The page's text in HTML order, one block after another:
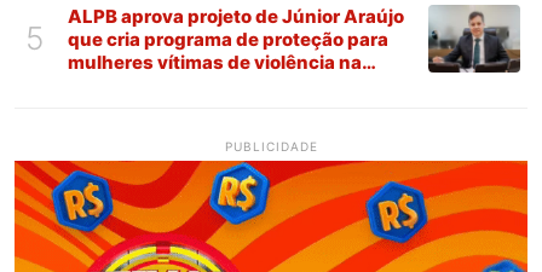
5
ALPB aprova projeto de Júnior Araújo
que cria programa de proteção para
mulheres vítimas de violência na
PUBLICIDADE